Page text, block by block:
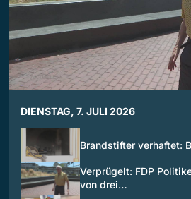
DIENSTAG, 7. JULI 2026
Brandstifter verhaftet:
Verprügelt: FDP
von drei…